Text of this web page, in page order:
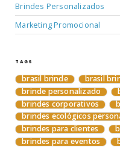
Brindes Personalizados
Marketing Promocional
TAGS
brasil brinde brasil
brinde personalizado
brindes corporativos
brindes ecológicos
brindes para clientes
brindes para eventos